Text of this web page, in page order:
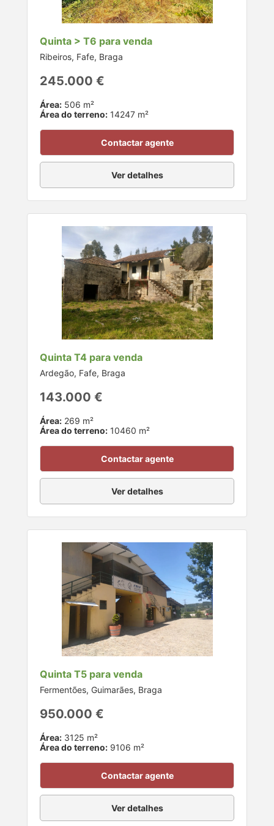
Quinta > T6 para venda
Ribeiros, Fafe, Braga
245.000 €
Área: 506 m²
Área do terreno: 14247 m²
Contactar agente
Ver detalhes
Quinta T4 para venda
Ardegão, Fafe, Braga
143.000 €
Área: 269 m²
Área do terreno: 10460 m²
Contactar agente
Ver detalhes
Quinta T5 para venda
Fermentões, Guimarães, Braga
950.000 €
Área: 3125 m²
Área do terreno: 9106 m²
Contactar agente
Ver detalhes